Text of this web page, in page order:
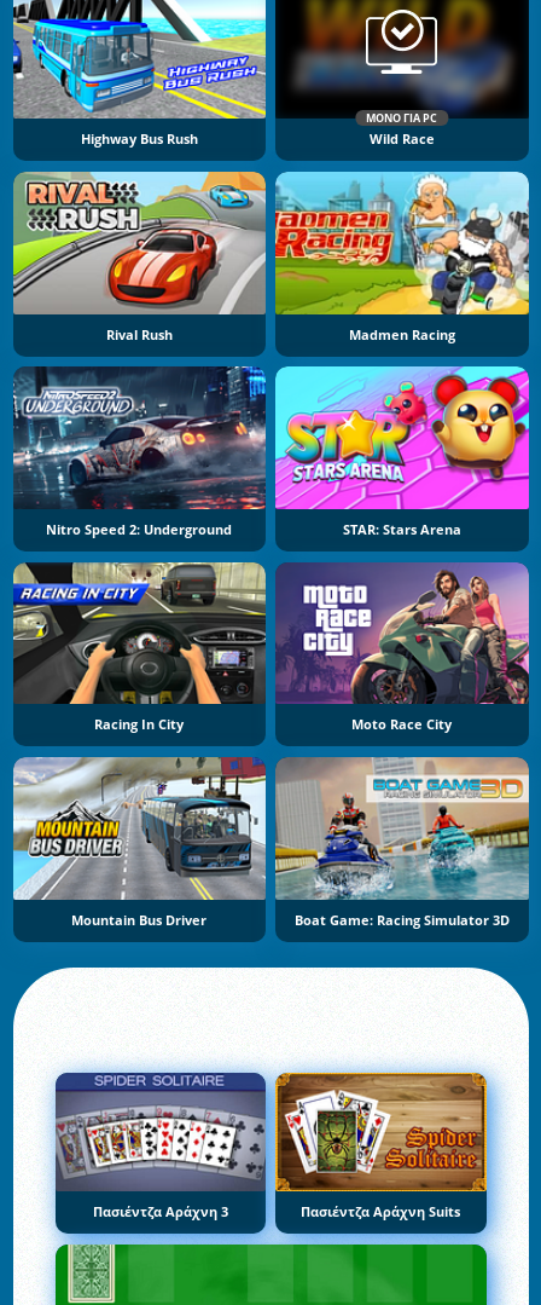
Highway Bus Rush
ΜΌΝΟ ΓΙΑ PC
Wild Race
Rival Rush Madmen Racing
Nitro Speed 2: Underground STAR: Stars Arena
Racing In City Moto Race City
Mountain Bus Driver Boat Game: Racing Simulator 3D
Πασιέντζα Αράχνη 3 Πασιέντζα Αράχνη Suits